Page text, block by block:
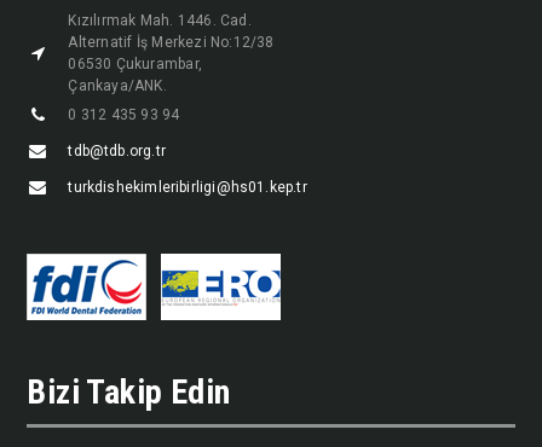
Kızılırmak Mah. 1446. Cad.
Alternatif İş Merkezi No:12/38
06530 Çukurambar,
Çankaya/ANK.
0 312 435 93 94
tdb@tdb.org.tr
turkdishekimleribirligi@hs01.kep.tr
Bizi Takip Edin